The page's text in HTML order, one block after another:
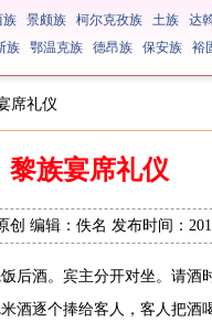
族 景颇族 柯尔克孜族 土族 达
族 鄂温克族 德昂族 保安族 裕
席礼仪
黎族宴席礼仪
创 编辑：佚名 发布时间：
后酒。宾主分开对坐。请酒
酒逐个捧给客人，客人把酒